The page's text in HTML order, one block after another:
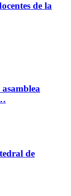
de la
de